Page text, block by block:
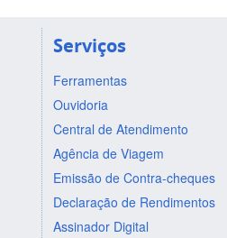
Serviços
Ferramentas
Ouvidoria
Central de Atendimento
Agência de Viagem
Emissão de Contra-cheques
Declaração de Rendimentos
Assinador Digital